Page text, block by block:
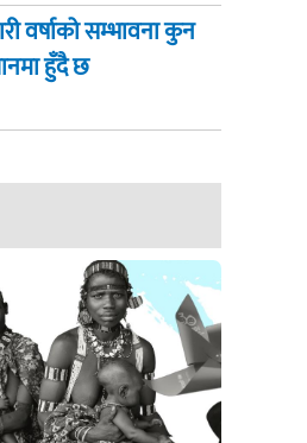
वर्षाको सम्भावना कुन
हुँदै छ